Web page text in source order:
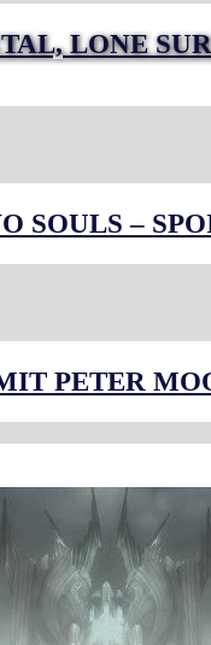
LONE
SOULS –
PETER